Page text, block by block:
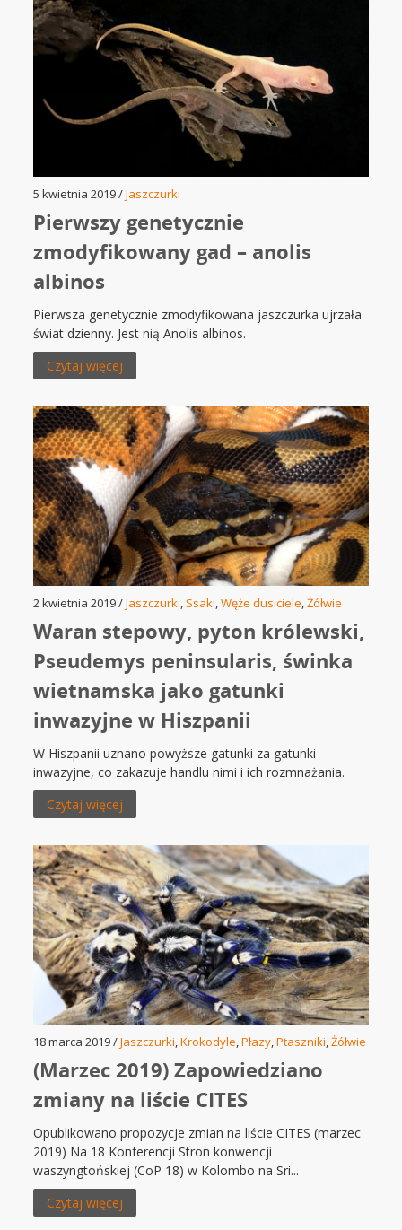
5 kwietnia 2019 /Jaszczurki
Pierwszy genetycznie
zmodyfikowany gad – anolis
albinos
Pierwsza genetycznie zmodyfikowana jaszczurka ujrzała
świat dzienny. Jest nią Anolis albinos.
Czytaj więcej
2 kwietnia 2019 /Jaszczurki, Ssaki,Węże dusiciele,Żółwie
Waran stepowy, pyton królewski,
Pseudemys peninsularis, świnka
wietnamska jako gatunki
inwazyjne w Hiszpanii
W Hiszpanii uznano powyższe gatunki za gatunki
inwazyjne, co zakazuje handlu nimi i ich rozmnażania.
Czytaj więcej
18 marca 2019 /Jaszczurki,Krokodyle,Płazy,Ptaszniki,Żółwie
(Marzec 2019) Zapowiedziano
zmiany na liście CITES
Opublikowano propozycje zmian na liście CITES (marzec
2019) Na 18 Konferencji Stron konwencji
waszyngtońskiej (CoP 18) w Kolombo na Sri...
Czytaj więcej